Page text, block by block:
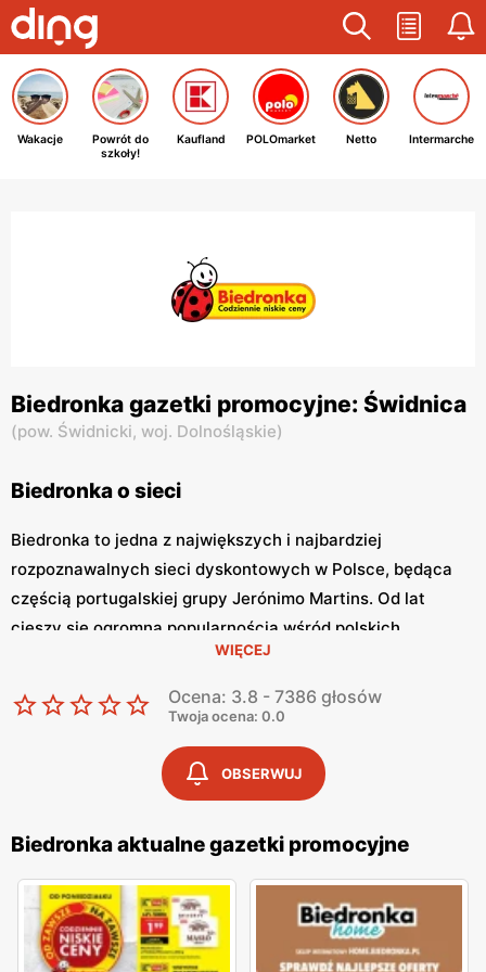
Wakacje
Powrót do
szkoły!
Kaufland POLOmarket Netto Intermarche
Biedronka gazetki promocyjne: Świdnica
(pow. Świdnicki, woj. Dolnośląskie)
Biedronka o sieci
Biedronka to jedna z największych i najbardziej
rozpoznawalnych sieci dyskontowych w Polsce, będąca
częścią portugalskiej grupy Jerónimo Martins. Od lat
cieszy się ogromną popularnością wśród polskich
konsumentów, oferując szeroki asortyment produktów
spożywczych i przemysłowych w atrakcyjnych niskich
cenach. Klienci cenią sobie bogaty wybór, częste
promocje oraz doskonałą jakość oferowanych produktów.
Jednym z kluczowych elementów strategii marketingowej
Biedronka gazetka promocyjna
się regularnie i informuje o najnowszych ofertach.
Gazetka promocyjna Biedronka
, publikowana co tydzień,
prezentuje aktualne promocje, specjalne oferty i
sezonowe wyprzedaże, dzięki czemu klienci mogą
planować swoje zakupy i korzystać z wyjątkowych okazji
WIĘCEJ
Ocena: 3.8 - 7386 głosów
Twoja ocena: 0.0
OBSERWUJ
Biedronka aktualne gazetki promocyjne